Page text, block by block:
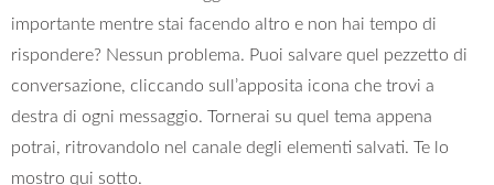
importante mentre stai facendo altro e non hai tempo di
rispondere? Nessun problema. Puoi salvare quel pezzetto di
conversazione, cliccando sull’apposita icona che trovi a
destra di ogni messaggio. Tornerai su quel tema appena
potrai, ritrovandolo nel canale degli elementi salvati. Te lo
mostro qui sotto.